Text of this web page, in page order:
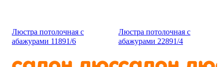
Люстра потолочная с
абажурами 11891/6
Люстра потолочная с
абажурами 22891/4